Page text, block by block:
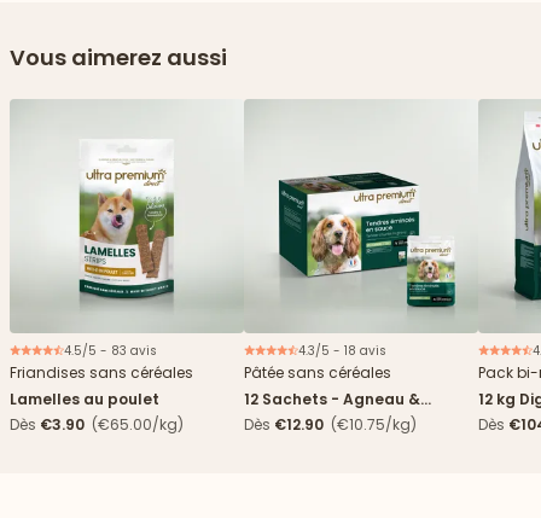
Vous aimerez aussi
4.5/5 - 83 avis
Friandises sans céréales
Lamelles au poulet
Dès €3.90 (€65.00/kg)
4.3/5 - 18 avis
Pâtée sans céréales
12 Sachets - Agneau &
haricots verts
Dès €12.90 (€10.75/kg)
Pack
12 kg
boîtes
Dès